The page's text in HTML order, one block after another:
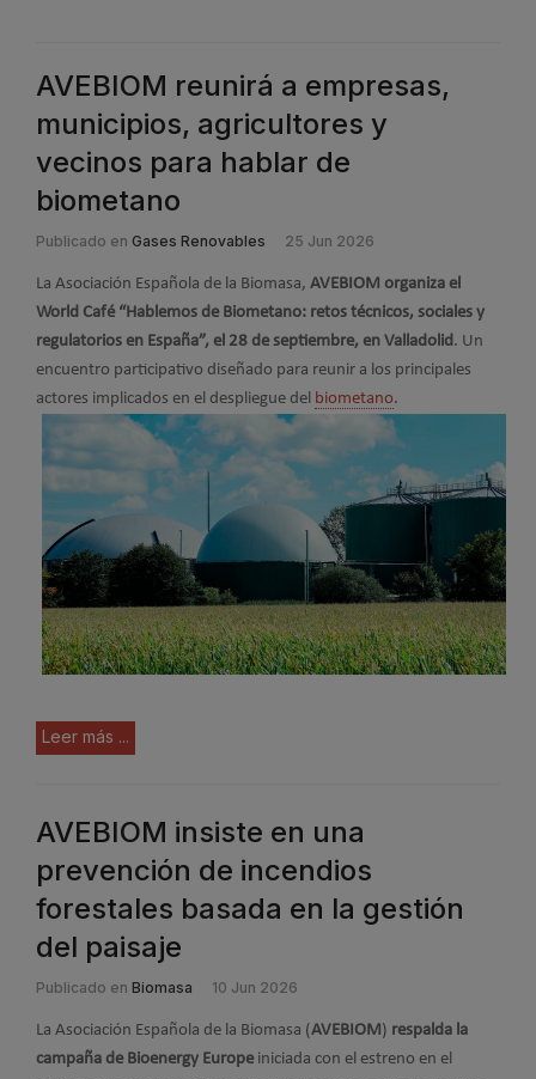
AVEBIOM reunirá a empresas,
municipios, agricultores y
vecinos para hablar de
biometano
Publicado en Gases Renovables 25 Jun 2026
La Asociación Española de la Biomasa, AVEBIOM organiza el
World Café “Hablemos de Biometano: retos técnicos, sociales y
regulatorios en España”, el 28 de septiembre, en Valladolid . Un
encuentro participativo diseñado para reunir a los principales
actores implicados en el despliegue del biometano.
Leer más ...
AVEBIOM insiste en una
prevención de incendios
forestales basada en la gestión
del paisaje
Publicado en Biomasa 10 Jun 2026
La Asociación Española de la Biomasa (AVEBIOM) respalda la
campaña de Bioenergy Europe iniciada con el estreno en el